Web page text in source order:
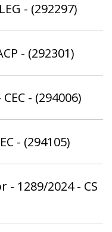
- (292297)
- (292301)
- (294006)
- (294105)
- 1289/2024 - CS